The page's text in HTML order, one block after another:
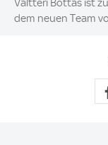
Valtteri Bottas ist
dem neuen Team